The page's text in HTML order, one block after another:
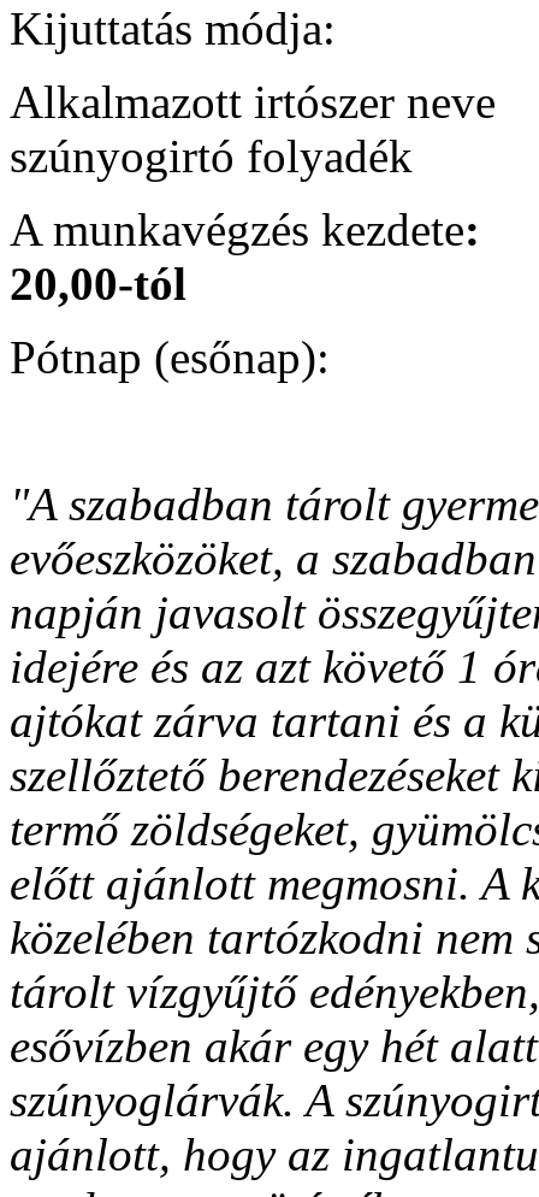
Kijuttatás
Alkalmazott irtószer
szúnyogirtó folyadék
A munkavégzés kezdete:
20,00-tól
Pótnap
"A szabadban tárolt
evőeszközöket, a
napján javasolt
idejére és az azt követő 1
ajtókat zárva tartani és a
szellőztető berendezéseket
termő zöldségeket,
előtt ajánlott megmosni. A
közelében tartózkodni nem
tárolt vízgyűjtő
esővízben akár egy hét
szúnyoglárvák. A
ajánlott, hogy az